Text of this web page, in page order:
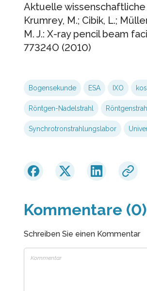
Aktuelle
Krumrey, M.; Cibik, L.;
M. J.: X-ray pencil beam
77324O (2010)
Bogensekunde ESA IXO
Röntgen-Nadelstrahl
Synchrotronstrahlungslabor
Kommentare (0)
Schreiben Sie einen Kommentar